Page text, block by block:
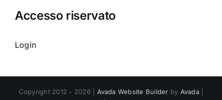
Accesso riservato
Login
Copyright 2012 - 2026 | Avada Website Builder by Avada|